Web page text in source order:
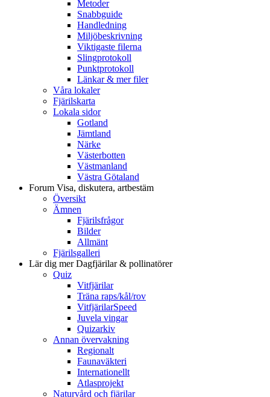
Metoder
Snabbguide
Handledning
Miljöbeskrivning
Viktigaste filerna
Slingprotokoll
Punktprotokoll
Länkar & mer filer
Våra lokaler
Fjärilskarta
Lokala sidor
Gotland
Jämtland
Närke
Västerbotten
Västmanland
Västra Götaland
Forum Visa, diskutera, artbestäm
Översikt
Ämnen
Fjärilsfrågor
Bilder
Allmänt
Fjärilsgalleri
Lär dig merDagfjärilar & pollinatörer
Quiz
Vitfjärilar
Träna raps/kål/rov
VitfjärilarSpeed
Juvela vingar
Quizarkiv
Annan övervakning
Regionalt
Faunaväkteri
Internationellt
Atlasprojekt
Naturvård och fjärilar